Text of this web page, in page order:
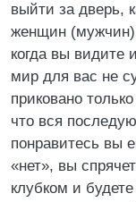
выйти за дверь,
женщин
когда вы видите
мир для вас не
приковано
что вся
понравитесь вы
«нет», вы
клубком и